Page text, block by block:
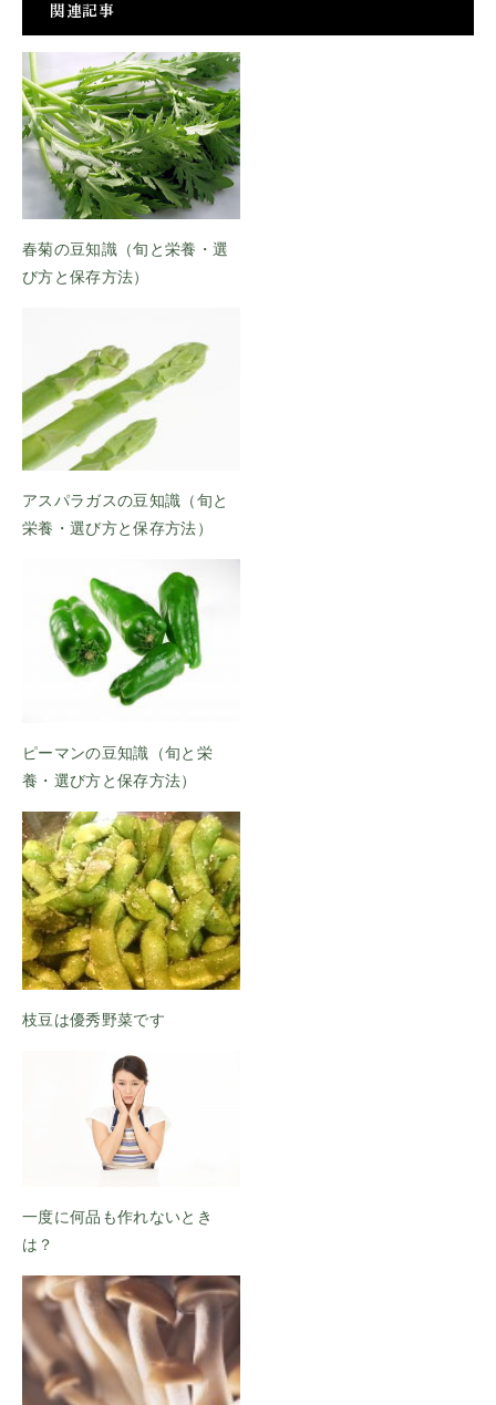
関連記事
春菊の豆知識（旬と栄養・選
び方と保存方法）
アスパラガスの豆知識（旬と
栄養・選び方と保存方法）
ピーマンの豆知識（旬と栄
養・選び方と保存方法）
枝豆は優秀野菜です
一度に何品も作れないとき
は？